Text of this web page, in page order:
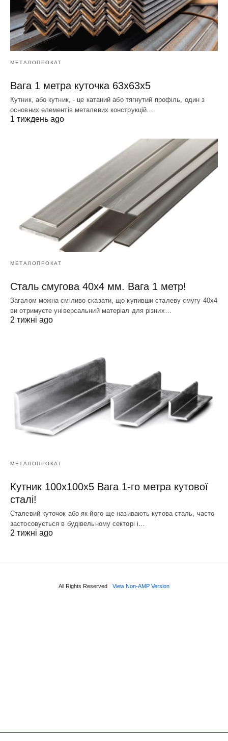
МЕТАЛОПРОКАТ
Вага 1 метра куточка 63х63х5
Кутник, або кутник, - це катаний або тягнутий профіль, один з
основних елементів металевих конструкцій.…
1 тиждень ago
МЕТАЛОПРОКАТ
Сталь смугова 40х4 мм. Вага 1 метр!
Загалом можна сміливо сказати, що купивши сталеву смугу 40х4
ви отримуєте універсальний матеріал для різних…
2 тижні ago
МЕТАЛОПРОКАТ
Кутник 100х100х5 Вага 1-го метра кутової
сталі!
Сталевий куточок або як його ще називають кутова сталь, часто
застосовується в будівельному секторі і…
2 тижні ago
All Rights Reserved View Non-AMP Version